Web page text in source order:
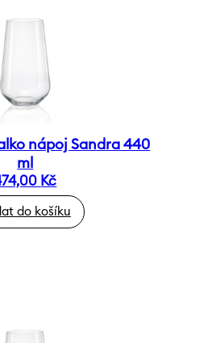
nápoj Sandra 440
ml
Kč
do košíku